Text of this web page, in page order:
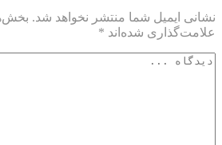
نشانی ایمیل شما منتشر نخواهد شد.
علامت‌گذاری شده‌اند *